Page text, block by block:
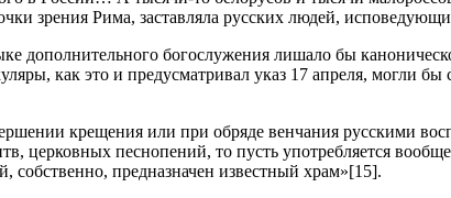
зрения Рима, заставляла русских людей,
дополнительного богослужения лишало бы
как это и предусматривал указ 17 апреля, могли бы
крещения или при обряде венчания русскими
церковных песнопений, то пусть употребляется
предназначен известный храм»[15].